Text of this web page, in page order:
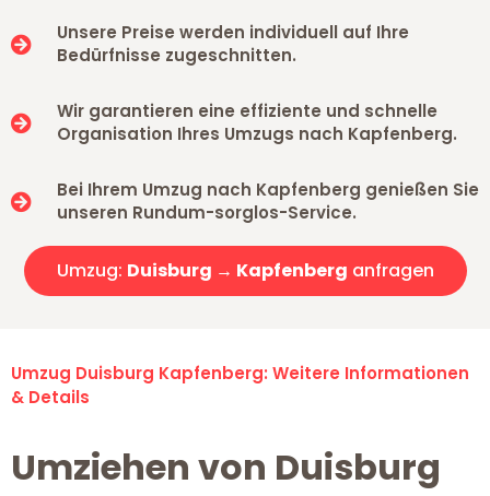
Unsere Preise werden individuell auf Ihre
Bedürfnisse zugeschnitten.
Wir garantieren eine effiziente und schnelle
Organisation Ihres Umzugs nach Kapfenberg.
Bei Ihrem Umzug nach Kapfenberg genießen Sie
unseren Rundum-sorglos-Service.
Umzug: Duisburg → Kapfenberg anfragen
Umzug Duisburg Kapfenberg: Weitere Informationen
& Details
Umziehen von Duisburg